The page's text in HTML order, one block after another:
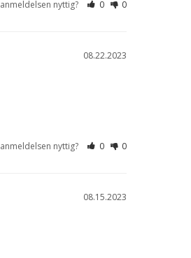
nyttig? 0 0
08.22.2023
nyttig? 0 0
08.15.2023